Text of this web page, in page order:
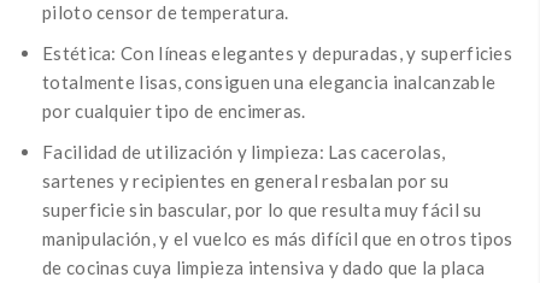
piloto censor de temperatura.
Estética: Con líneas elegantes y depuradas, y superficies
totalmente lisas, consiguen una elegancia inalcanzable
por cualquier tipo de encimeras.
Facilidad de utilización y limpieza: Las cacerolas,
sartenes y recipientes en general resbalan por su
superficie sin bascular, por lo que resulta muy fácil su
manipulación, y el vuelco es más difícil que en otros tipos
de cocinas cuya limpieza intensiva y dado que la placa